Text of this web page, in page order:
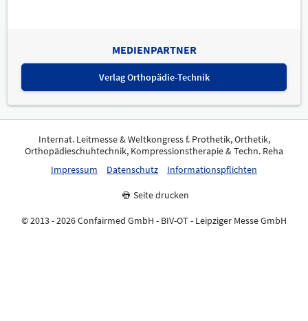
MEDIENPARTNER
Verlag Orthopädie-Technik
Internat. Leitmesse & Weltkongress f. Prothetik, Orthetik,
Orthopädieschuhtechnik, Kompressionstherapie & Techn. Reha
Impressum
Datenschutz Informationspflichten
Seite drucken
© 2013 - 2026 Confairmed GmbH - BIV-OT - Leipziger Messe GmbH